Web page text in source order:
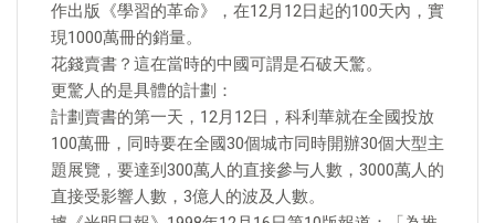
作出版《學習的革命》，在12月12日起的100天內，實
現1000萬冊的銷量。
花錢賣書？這在當時的中國可謂是石破天驚。
更驚人的是具體的計劃：
計劃賣書的第一天，12月12日，科利華就在全國投放
100萬冊，同時要在全國30個城市同時開辦30個大型主
題展覽，要達到300萬人的直接參与人數，3000萬人的
直接受影響人數，3億人的波及人數。